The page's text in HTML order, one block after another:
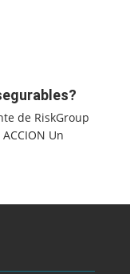
de RiskGroup
ACCION Un